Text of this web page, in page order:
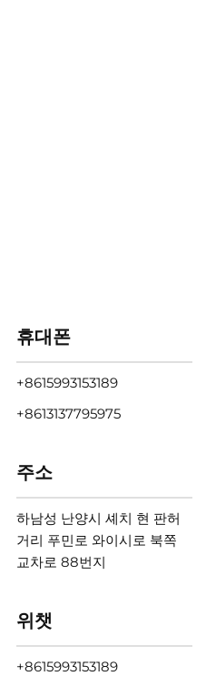
휴대폰
+8615993153189
+8613137795975
주소
하남성 난양시 셰치 현 판허
거리 푸민로 와이시로 북쪽
교차로 88번지
위챗
+8615993153189